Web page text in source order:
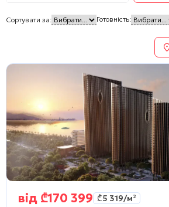
Сортувати за: Готовність:
від ₾170 399 ₾5 319/м²